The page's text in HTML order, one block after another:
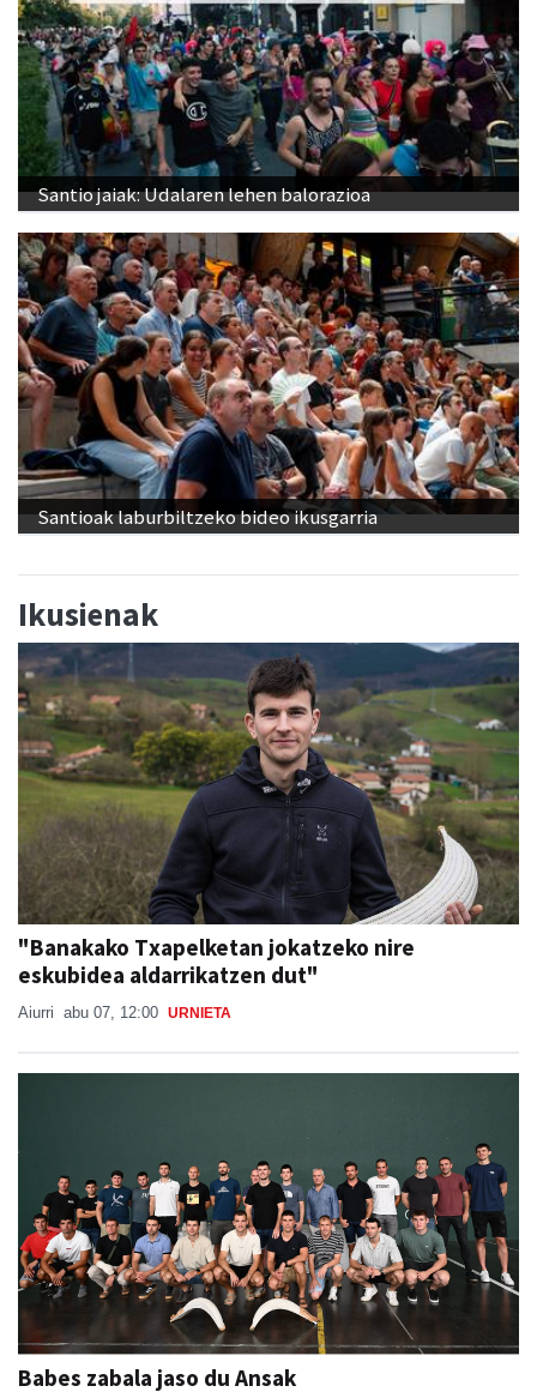
Santio jaiak: Udalaren lehen balorazioa
Santioak laburbiltzeko bideo ikusgarria
Ikusienak
"Banakako Txapelketan jokatzeko nire
eskubidea aldarrikatzen dut"
Aiurri abu 07, 12:00 URNIETA
Babes zabala jaso du Ansak